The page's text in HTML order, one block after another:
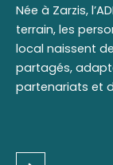
Née à Zarzis,
terrain, les
local naissent
partagés,
partenariats et